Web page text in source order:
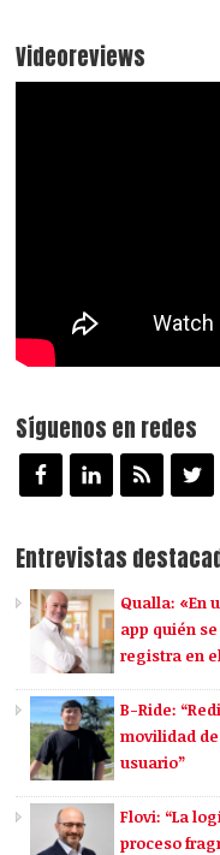
Videoreviews
Síguenos en redes
Entrevistas
Qualla: «En
app quién
registra en
B-Ride:
movilidad
usuario”
Flovi: “La
proceso